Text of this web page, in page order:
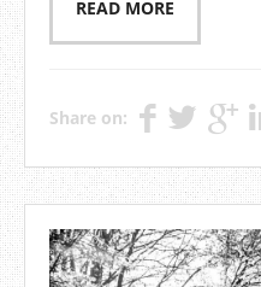
READ MORE
Share on: